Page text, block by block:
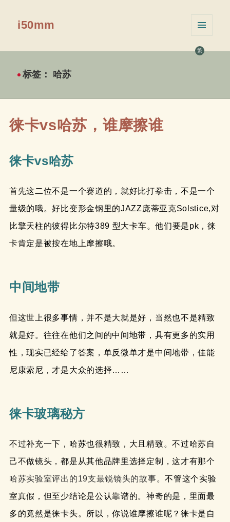
繁
i50mm
挂件
标签： 哈苏
徕卡vs哈苏，谁摩擦谁
徕卡vs哈苏
首先这二位不是一个赛道的，就好比打拳击，不是一个
量级的哦。好比变形金钢里的JAZZ庞蒂亚克Solstice,对
比擎天柱的彼得比尔特389 型大卡车。他们要是pk，徕
卡肯定是被按在地上摩擦哦。
中间地带
但这世上很多事情，并不是大就是好，当然也不是精致
就是好。往往在他们之间的中间地带，具有更多的实用
性，现实已经给了答案，单反微单才是中间地带，佳能
尼康索尼，才是大众的选择……
徕卡玻璃秘方
不过补充一下，哈苏也很精致，大且精致。不过哈苏自
己不做镜头，都是从其他品牌里选择定制，这才有那个
哈苏实验室评出的19支最锐镜头的故事。不管这个实验
室真假，但至少结论是公认靠谱的。神奇的是，里面最
多的竟然是徕卡头。所以，你说谁摩擦谁呢？徕卡是自